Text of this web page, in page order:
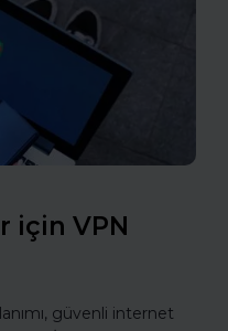
için VPN
güvenli internet